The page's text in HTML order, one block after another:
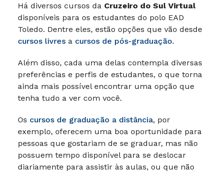
Há diversos cursos da Cruzeiro do Sul Virtual
disponíveis para os estudantes do polo EAD
Toledo. Dentre eles, estão opções que vão desde
cursos livres a cursos de pós-graduação.
Além disso, cada uma delas contempla diversas
preferências e perfis de estudantes, o que torna
ainda mais possível encontrar uma opção que
tenha tudo a ver com você.
Os cursos de graduação a distância, por
exemplo, oferecem uma boa oportunidade para
pessoas que gostariam de se graduar, mas não
possuem tempo disponível para se deslocar
diariamente para assistir às aulas, ou que não